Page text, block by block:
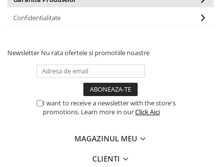
Hrănitori
Hrană păsări
Combatere dăunători
Confidentialitate
Newsletter Nu rata ofertele si promotiile noastre
I want to receive a newsletter with the store's
promotions. Learn more in ourClick Aici
MAGAZINUL MEU
CLIENTI